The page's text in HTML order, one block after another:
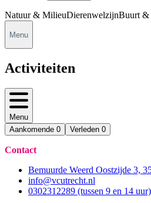
Natuur & MilieuDierenwelzijnBuurt &
Menu
Activiteiten
Menu
Aankomende 0 Verleden 0
Contact
Bemuurde Weerd Oostzijde 3,
info@vcutrecht.nl
0302312289 (tussen 9 en 14 uur)